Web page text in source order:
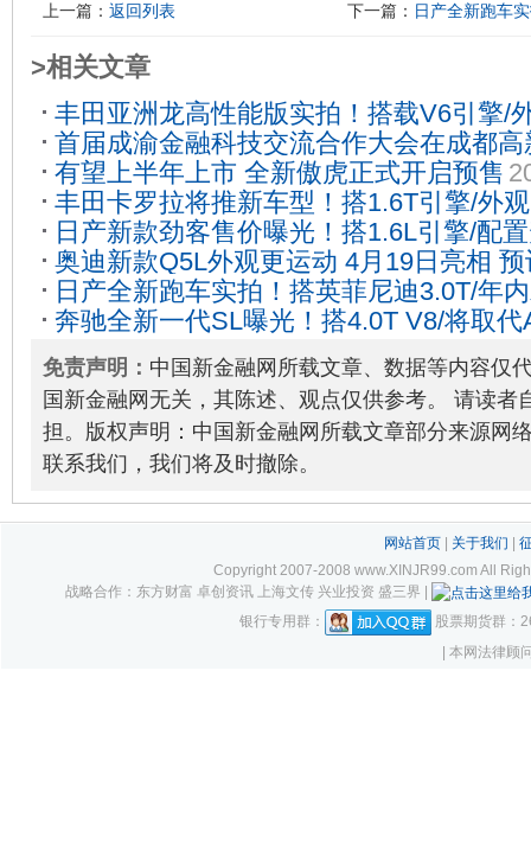
上一篇： 返回列表 下一篇： 日产全新跑车
>相关文章
丰田亚洲龙高性能版实拍！搭载V6引擎/
08
首届成渝金融科技交流合作大会在成都
23
有望上半年上市 全新傲虎正式开启预售
丰田卡罗拉将推新车型！搭1.6T引擎/外
日产新款劲客售价曝光！搭1.6L引擎/配
奥迪新款Q5L外观更运动 4月19日亮相
04-09
日产全新跑车实拍！搭英菲尼迪3.0T/年
奔驰全新一代SL曝光！搭4.0T V8/将取代
04-09
免责声明： 中国新金融网所载文章、数据等内容仅
国新金融网无关，其陈述、观点仅供参考。 请读者
担。版权声明：中国新金融网所载文章部分来源网
联系我们，我们将及时撤除。
网站首页| 关于我们
Copyright 2007-2008 www.XINJR99.com All
战略合作：东方财富 卓创资讯 上海文传 兴业投资 盛三界 |
银行专用群：
股票期货群：
| 本网法律顾